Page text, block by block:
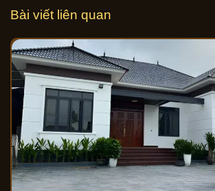
Bài viết liên quan